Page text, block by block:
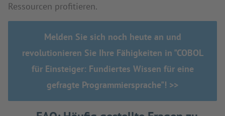
Ressourcen profitieren.
Melden Sie sich noch heute an und
revolutionieren Sie Ihre Fähigkeiten in "COBOL
für Einsteiger: Fundiertes Wissen für eine
gefragte Programmiersprache"! >>